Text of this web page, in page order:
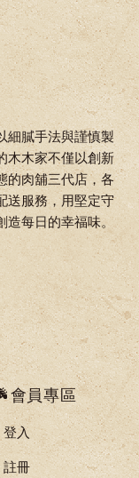
細膩手法與謹慎製
木木家不僅以創新
的肉舖三代店，各
送服務，用堅定守
造每日的幸福味。
會員專區
登入
註冊